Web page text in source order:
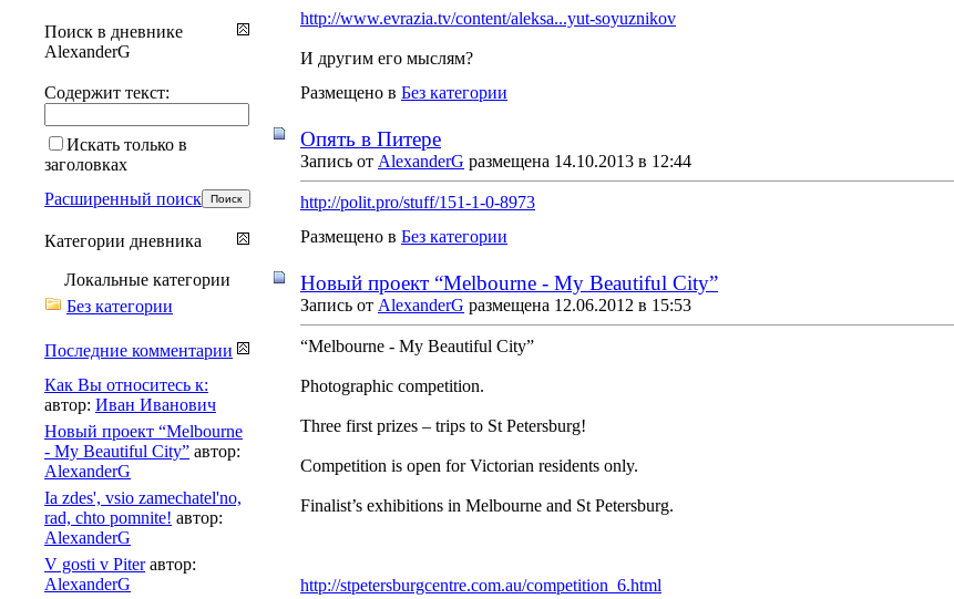
http://www.evrazia.tv/content/aleksa...yut-soyuznikov
И другим его мыслям?
Размещено в Без категории
Опять в Питере
Запись от AlexanderG размещена 14.10.2013 в 12:44
http://polit.pro/stuff/151-1-0-8973
Размещено в Без категории
Новый проект “Melbourne - My Beautiful City”
Запись от AlexanderG размещена 12.06.2012 в 15:53
“Melbourne - My Beautiful City”
Photographic competition.
Three first prizes – trips to St Petersburg!
Competition is open for Victorian residents only.
Finalist’s exhibitions in Melbourne and St Petersburg.
http://stpetersburgcentre.com.au/competition_6.html
Поиск в дневнике
AlexanderG
Содержит текст:
Искать только в
заголовках
Расширенный поиск
Категории дневника
Локальные категории
Без категории
Последние комментарии
Как Вы относитесь к:
автор: Иван Иванович
Новый проект “Melbourne
- My Beautiful City” автор:
AlexanderG
Ia zdes', vsio zamechatel'no,
rad, chto pomnite! автор:
AlexanderG
V gosti v Piter автор:
AlexanderG